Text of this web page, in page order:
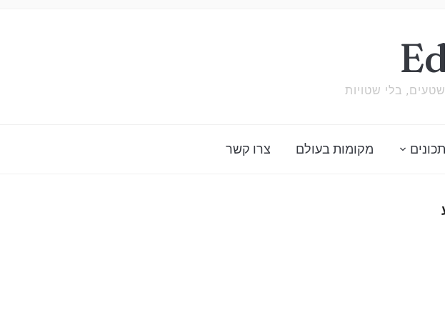
בלי שטויות
מקומות בעולם צרו קשר